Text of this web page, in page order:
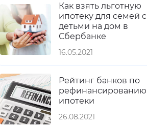
Как взять льготную
ипотеку для семей с
детьми на дом в
Сбербанке
16.05.2021
Рейтинг банков по
рефинансированию
ипотеки
26.08.2021